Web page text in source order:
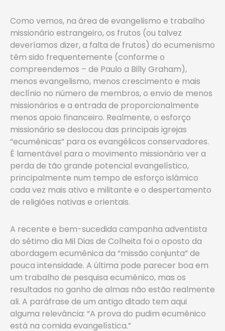
Como vemos, na área de evangelismo e trabalho
missionário estrangeiro, os frutos (ou talvez
deveríamos dizer, a falta de frutos) do ecumenismo
têm sido frequentemente (conforme o
compreendemos – de Paulo a Billy Graham),
menos evangelismo, menos crescimento e mais
declínio no número de membros, o envio de menos
missionários e a entrada de proporcionalmente
menos apoio financeiro. Realmente, o esforço
missionário se deslocou das principais igrejas
“ecumênicas” para os evangélicos conservadores.
É lamentável para o movimento missionário ver a
perda de tão grande potencial evangelístico,
principalmente num tempo de esforço islâmico
cada vez mais ativo e militante e o despertamento
de religiões nativas e orientais.
A recente e bem-sucedida campanha adventista
do sétimo dia Mil Dias de Colheita foi o oposto da
abordagem ecumênica da “missão conjunta” de
pouca intensidade. A última pode parecer boa em
um trabalho de pesquisa ecumênico, mas os
resultados no ganho de almas não estão realmente
ali. A paráfrase de um antigo ditado tem aqui
alguma relevância: “A prova do pudim ecumênico
está na comida evangelística.”